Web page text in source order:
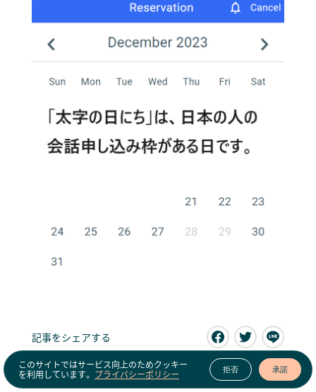
記事をシェアする
このサイトではサービス向上のためクッキー
を利用しています。 プライバシーポリシー 拒否 承諾